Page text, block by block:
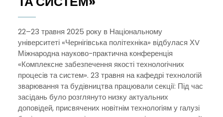
НАУКОВО-
ПРАКТИЧНА
КОНФЕРЕНЦІЯ
«КОМПЛЕКСНЕ
ЗАБЕЗПЕЧЕННЯ
ЯКОСТІ
22–23 травня 2025 року в Національному
університеті «Чернігівська політехніка» відбулася ХV
Міжнародна науково-практична конференція
«Комплексне забезпечення якості технологічних
процесів та систем». 23 травня на кафедрі технологій
зварювання та будівництва працювали секції: Під час
засідань було розглянуто низку актуальних
доповідей, присвячених новітнім технологіям у галузі